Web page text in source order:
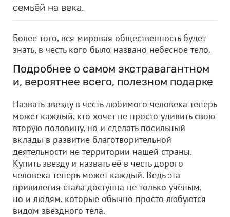
семьёй на века.
Более того, вся мировая общественность будет
знать, в честь кого было названо небесное тело.
Подробнее о самом экстравагантном
и, вероятнее всего, полезном подарке
Назвать звезду в честь любимого человека теперь
может каждый, кто хочет не просто удивить свою
вторую половину, но и сделать посильный
вклады в развитие благотворительной
деятельности не территории нашей страны.
Купить звезду и назвать её в честь дорого
человека теперь может каждый. Ведь эта
привилегия стала доступна не только учёным,
но и людям, которые обычно просто любуются
видом звёздного тела.